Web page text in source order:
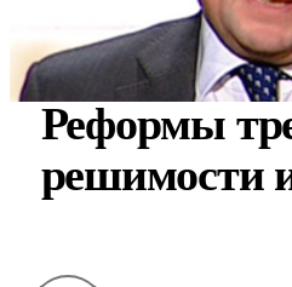
Реформы
решимости